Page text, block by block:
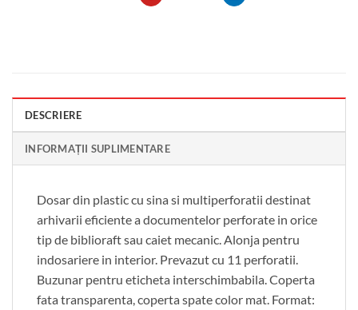
DESCRIERE
INFORMAȚII SUPLIMENTARE
Dosar din plastic cu sina si multiperforatii destinat
arhivarii eficiente a documentelor perforate in orice
tip de biblioraft sau caiet mecanic. Alonja pentru
indosariere in interior. Prevazut cu 11 perforatii.
Buzunar pentru eticheta interschimbabila. Coperta
fata transparenta, coperta spate color mat. Format: